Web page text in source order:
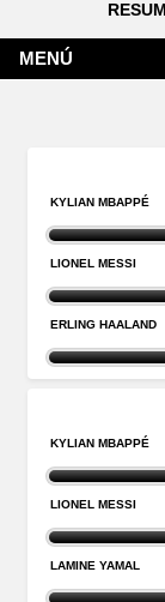
MENÚ
KYLIAN MBAPPÉ
LIONEL MESSI
ERLING HAALAND
KYLIAN MBAPPÉ
LIONEL MESSI
LAMINE YAMAL